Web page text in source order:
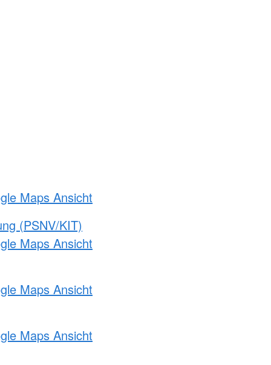
Maps Ansicht
(PSNV/KIT)
Maps Ansicht
Maps Ansicht
Maps Ansicht